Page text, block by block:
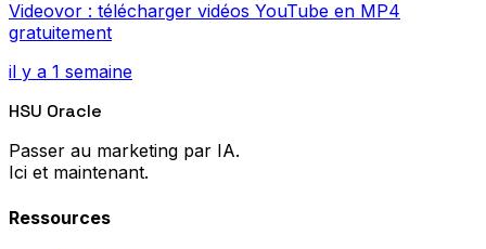
Videovor : télécharger vidéos YouTube en MP4
gratuitement
il y a 1 semaine
HSU Oracle
Passer au marketing par IA.
Ici et maintenant.
Ressources